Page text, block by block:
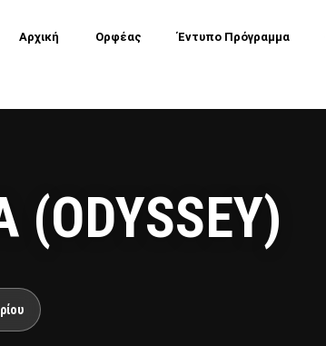
Αρχική Ορφέας Έντυπο Πρόγραμμα
(ODYSSEY)